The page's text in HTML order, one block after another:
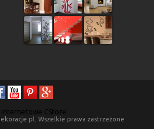
internetowe CStore
Wszelkie prawa zastrzeżone